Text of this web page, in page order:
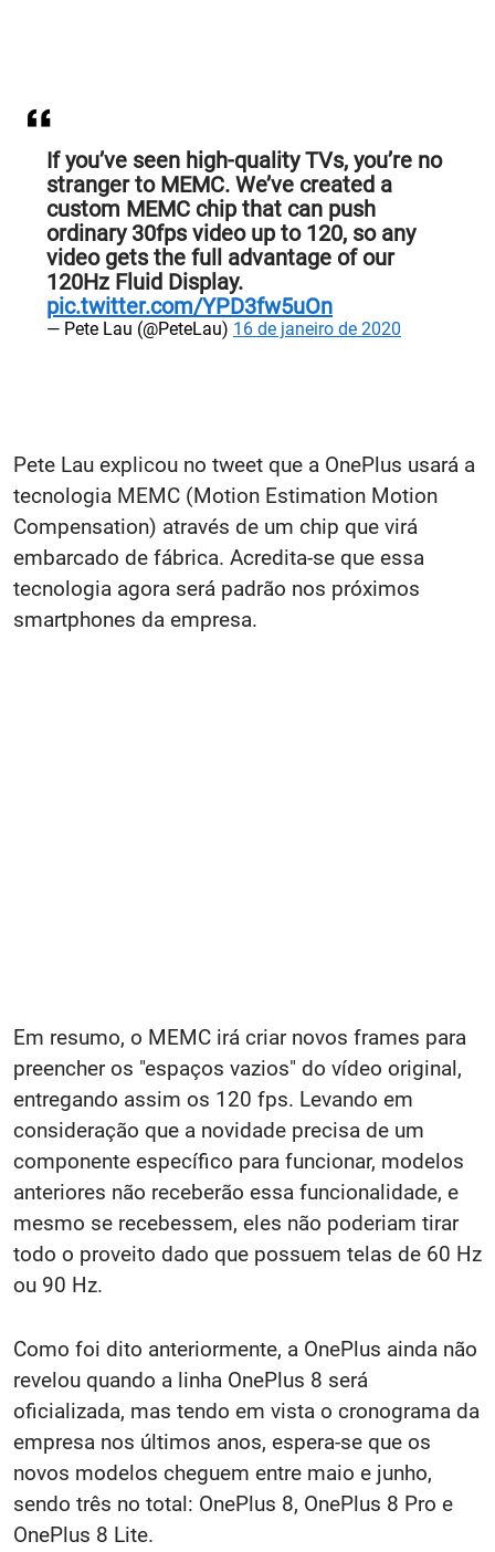
If you’ve seen high-quality TVs, you’re no
stranger to MEMC. We’ve created a
custom MEMC chip that can push
ordinary 30fps video up to 120, so any
video gets the full advantage of our
120Hz Fluid Display.
pic.twitter.com/YPD3fw5uOn
— Pete Lau (@PeteLau) 16 de janeiro de 2020
Pete Lau explicou no tweet que a OnePlus usará a
tecnologia MEMC (Motion Estimation Motion
Compensation) através de um chip que virá
embarcado de fábrica. Acredita-se que essa
tecnologia agora será padrão nos próximos
smartphones da empresa.
Em resumo, o MEMC irá criar novos frames para
preencher os "espaços vazios" do vídeo original,
entregando assim os 120 fps. Levando em
consideração que a novidade precisa de um
componente específico para funcionar, modelos
anteriores não receberão essa funcionalidade, e
mesmo se recebessem, eles não poderiam tirar
todo o proveito dado que possuem telas de 60 Hz
ou 90 Hz.
Como foi dito anteriormente, a OnePlus ainda não
revelou quando a linha OnePlus 8 será
oficializada, mas tendo em vista o cronograma da
empresa nos últimos anos, espera-se que os
novos modelos cheguem entre maio e junho,
sendo três no total: OnePlus 8, OnePlus 8 Pro e
OnePlus 8 Lite.